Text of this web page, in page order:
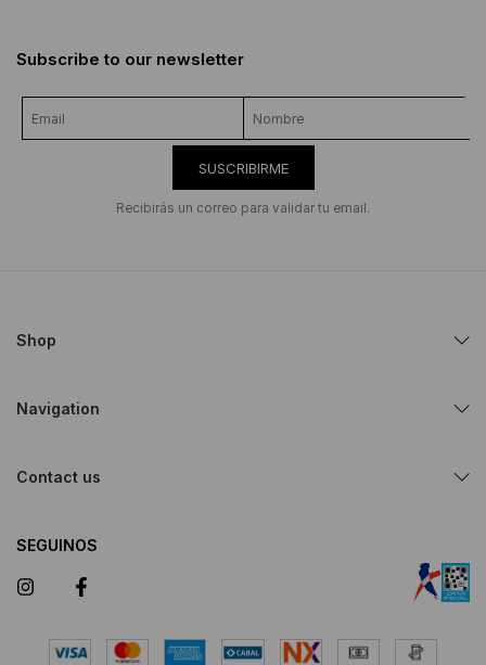
Subscribe to our newsletter
SUSCRIBIRME
Recibirás un correo para validar tu email.
Shop
Navigation
Contact us
SEGUINOS